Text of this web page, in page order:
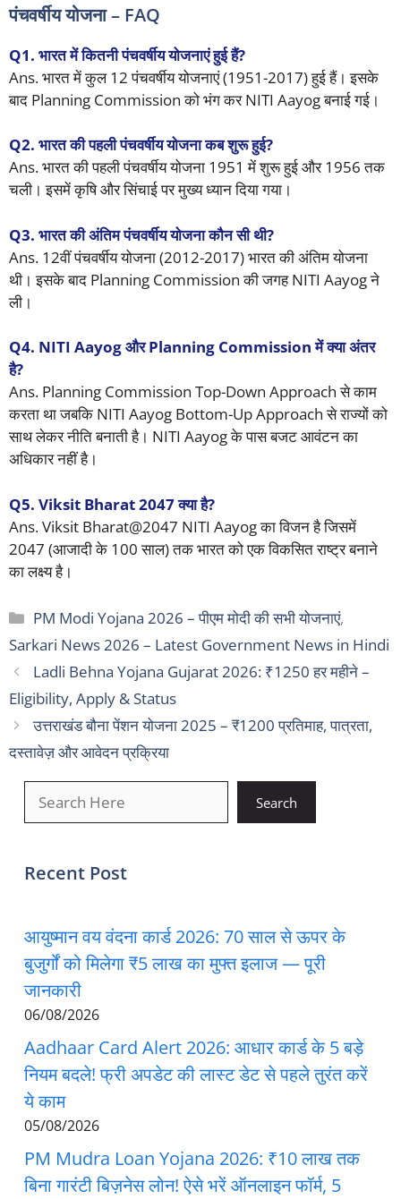
पंचवर्षीय योजना – FAQ
Q1. भारत में कितनी पंचवर्षीय योजनाएं हुई हैं?
Ans. भारत में कुल 12 पंचवर्षीय योजनाएं (1951-2017) हुई हैं। इसके
बाद Planning Commission को भंग कर NITI Aayog बनाई गई।
Q2. भारत की पहली पंचवर्षीय योजना कब शुरू हुई?
Ans. भारत की पहली पंचवर्षीय योजना 1951 में शुरू हुई और 1956 तक
चली। इसमें कृषि और सिंचाई पर मुख्य ध्यान दिया गया।
Q3. भारत की अंतिम पंचवर्षीय योजना कौन सी थी?
Ans. 12वीं पंचवर्षीय योजना (2012-2017) भारत की अंतिम योजना
थी। इसके बाद Planning Commission की जगह NITI Aayog ने
ली।
Q4. NITI Aayog और Planning Commission में क्या अंतर
है?
Ans. Planning Commission Top-Down Approach से काम
करता था जबकि NITI Aayog Bottom-Up Approach से राज्यों को
साथ लेकर नीति बनाती है। NITI Aayog के पास बजट आवंटन का
अधिकार नहीं है।
Q5. Viksit Bharat 2047 क्या है?
Ans. Viksit Bharat@2047 NITI Aayog का विजन है जिसमें
2047 (आजादी के 100 साल) तक भारत को एक विकसित राष्ट्र बनाने
का लक्ष्य है।
Categories
PM Modi Yojana 2026 – पीएम मोदी की सभी योजनाएं,
Sarkari News 2026 – Latest Government News in Hindi
Ladli Behna Yojana Gujarat 2026: ₹1250 हर महीने –
Eligibility, Apply & Status
उत्तराखंड बौना पेंशन योजना 2025 – ₹1200 प्रतिमाह, पात्रता,
दस्तावेज़ और आवेदन प्रक्रिया
Search
Recent Post
आयुष्मान वय वंदना कार्ड 2026: 70 साल से ऊपर के
बुजुर्गों को मिलेगा ₹5 लाख का मुफ्त इलाज — पूरी
जानकारी
06/08/2026
Aadhaar Card Alert 2026: आधार कार्ड के 5 बड़े
नियम बदले! फ्री अपडेट की लास्ट डेट से पहले तुरंत करें
ये काम
05/08/2026
PM Mudra Loan Yojana 2026: ₹10 लाख तक
बिना गारंटी बिज़नेस लोन! ऐसे भरें ऑनलाइन फॉर्म, 5